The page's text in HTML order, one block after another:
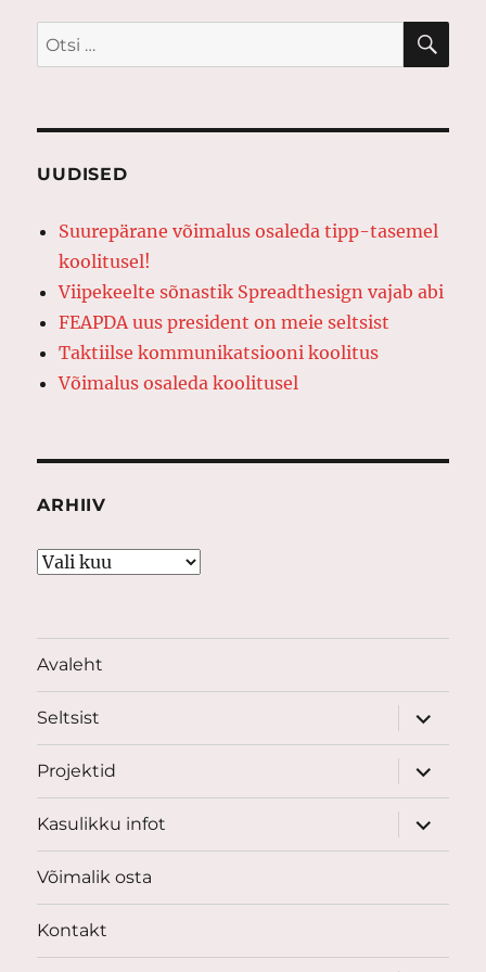
Otsi:
UUDISED
Suurepärane võimalus osaleda tipp-tasemel
koolitusel!
Viipekeelte sõnastik Spreadthesign vajab abi
FEAPDA uus president on meie seltsist
Taktiilse kommunikatsiooni koolitus
Võimalus osaleda koolitusel
ARHIIV
Arhiiv
Avaleht
Seltsist
laienda
Projektid
laienda
Kasulikku infot
laienda
Võimalik osta
Kontakt